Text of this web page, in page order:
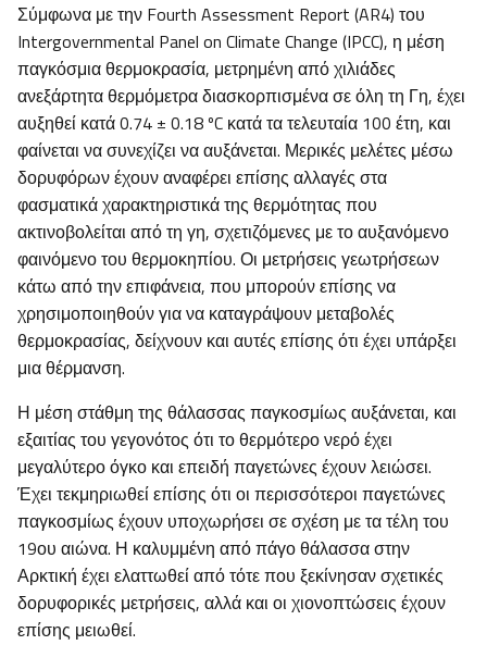
Σύμφωνα με την Fourth Assessment Report (AR4) του
Intergovernmental Panel on Climate Change (IPCC), η μέση
παγκόσμια θερμοκρασία, μετρημένη από χιλιάδες
ανεξάρτητα θερμόμετρα διασκορπισμένα σε όλη τη Γη, έχει
αυξηθεί κατά 0.74 ± 0.18 ºC κατά τα τελευταία 100 έτη, και
φαίνεται να συνεχίζει να αυξάνεται. Μερικές μελέτες μέσω
δορυφόρων έχουν αναφέρει επίσης αλλαγές στα
φασματικά χαρακτηριστικά της θερμότητας που
ακτινοβολείται από τη γη, σχετιζόμενες με το αυξανόμενο
φαινόμενο του θερμοκηπίου. Οι μετρήσεις γεωτρήσεων
κάτω από την επιφάνεια, που μπορούν επίσης να
χρησιμοποιηθούν για να καταγράψουν μεταβολές
θερμοκρασίας, δείχνουν και αυτές επίσης ότι έχει υπάρξει
μια θέρμανση.
Η μέση στάθμη της θάλασσας παγκοσμίως αυξάνεται, και
εξαιτίας του γεγονότος ότι το θερμότερο νερό έχει
μεγαλύτερο όγκο και επειδή παγετώνες έχουν λειώσει.
Έχει τεκμηριωθεί επίσης ότι οι περισσότεροι παγετώνες
παγκοσμίως έχουν υποχωρήσει σε σχέση με τα τέλη του
19ου αιώνα. Η καλυμμένη από πάγο θάλασσα στην
Αρκτική έχει ελαττωθεί από τότε που ξεκίνησαν σχετικές
δορυφορικές μετρήσεις, αλλά και οι χιονοπτώσεις έχουν
επίσης μειωθεί.